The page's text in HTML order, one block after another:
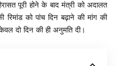
पूरी होने के बाद मंत्री को अदालत
को पांच दिन बढ़ाने की मांग की
दो दिन की ही अनुमति दी।